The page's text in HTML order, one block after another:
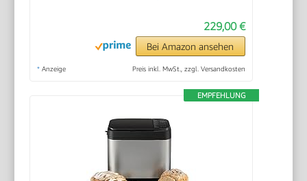
229,00 €
Bei Amazon ansehen
* Anzeige Preis inkl. MwSt., zzgl. Versandkosten
EMPFEHLUNG